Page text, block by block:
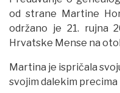
od strane Martine
održano je 21. rujna
Hrvatske Mense na
Martina je ispričala
svojim dalekim precima